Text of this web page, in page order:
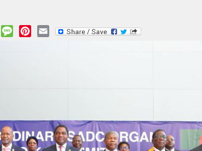
Viber MessagePinterest
Email